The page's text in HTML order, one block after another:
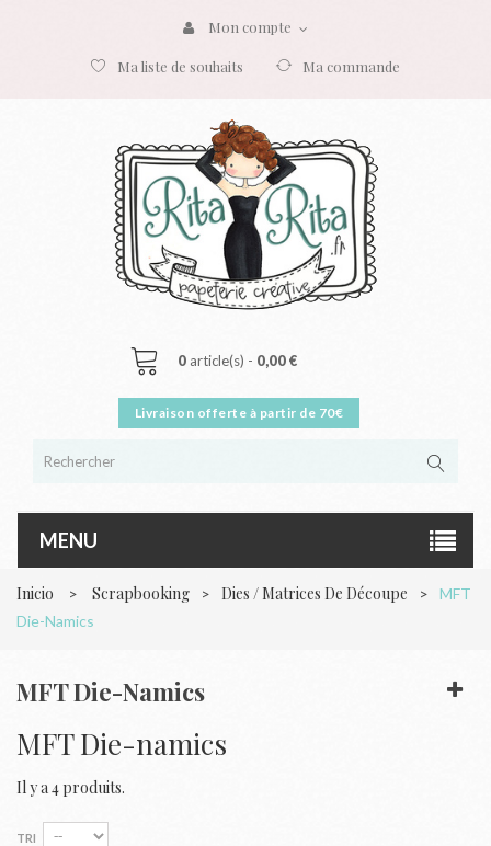
Mon compte
Ma commande
Ma liste de souhaits
0 article(s) - 0,00 €
MENU
Inicio > Scrapbooking > Dies / Matrices De Découpe >
MFT
Die-Namics
MFT Die-Namics
MFT Die-namics
Il y a 4 produits.
TRI